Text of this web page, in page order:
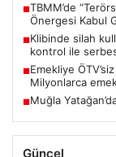
■TBMM’de
Önergesi Kabul
■Klibinde silah
kontrol ile
■Emekliye
Milyonlarca
■Muğla
Güncel